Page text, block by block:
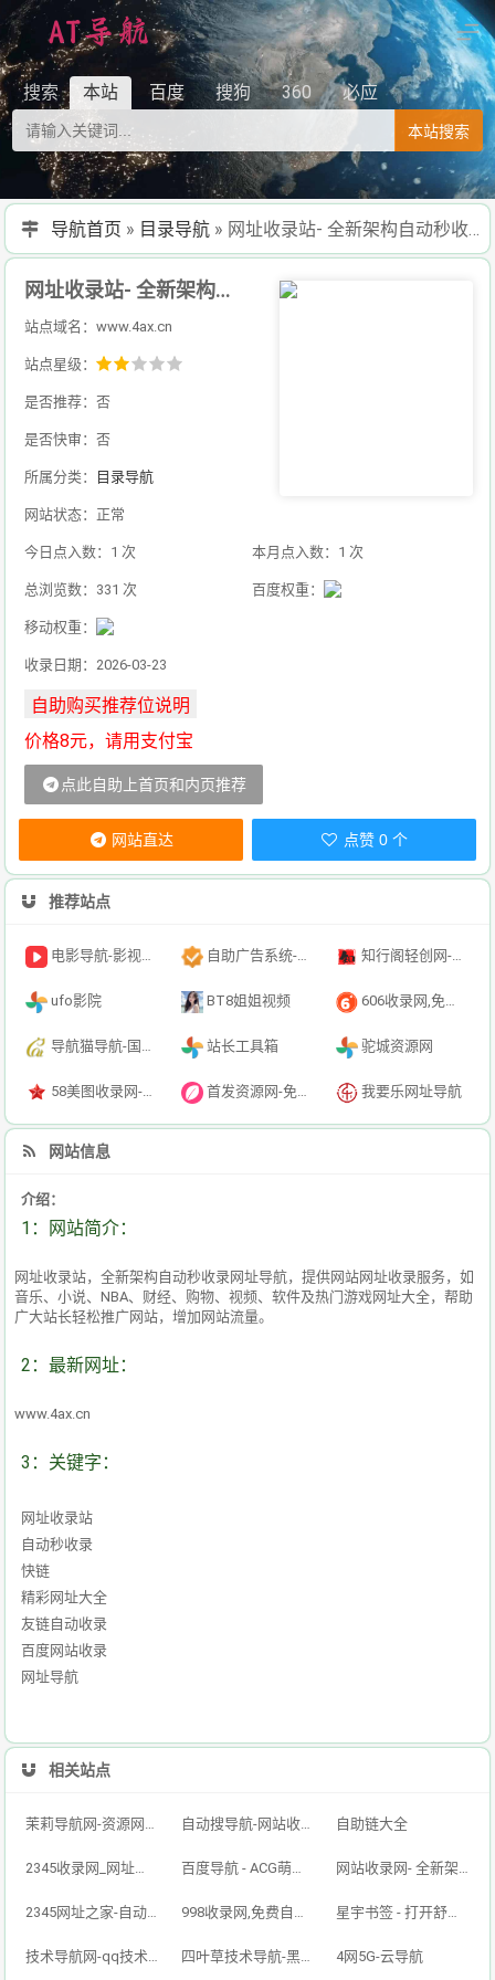
搜索 本站 百度 搜狗 360 必应
本站搜索
导航首页 » 目录导航» 网址收录站- 全新架构自动秒收录网址导航，实现自主提交，自动化收录，打造百万网址库
网址收录站- 全新架构自动秒收录网址导航，实现自主提交，自动化收录，打造百万网址库
站点域名：www.4ax.cn
站点星级：
是否推荐：否
是否快审：否
所属分类： 目录导航
网站状态：正常
今日点入数：1 次 本月点入数：1 次
总浏览数：331 次 百度权重：
移动权重：
收录日期：2026-03-23
价格8元，请用支付宝
点此自助上首页和内页推荐
网站直达 点赞 0 个
推荐站点
电影导航-影视导航-电影搜索-影视搜索-电影站收录 自助广告系统-自助广告源码-自助投放广告插件 知行阁轻创网-分享网络赚钱项目-全网首发副业项目实操平台-副业创业项目网
ufo影院 BT8姐姐视频 606收录网,免费自动秒收录网址,提供自动收录,网站导航大全源码,自动链,友情链接交换。
导航猫导航-国内专业的技术资源网分类平台 站长工具箱 驼城资源网
58美图收录网-自动收录网站-流量交换-自动链 首发资源网-免费资源下载-最新php源码下载-热门资源下载 我要乐网址导航
网站信息
介绍：
1：网站简介：
网址收录站，全新架构自动秒收录网址导航，提供网站网址收录服务，如
音乐、小说、NBA、财经、购物、视频、软件及热门游戏网址大全，帮助
广大站长轻松推广网站，增加网站流量。
2：最新网址：
www.4ax.cn
3：关键字：
网址收录站
自动秒收录
快链
精彩网址大全
友链自动收录
百度网站收录
网址导航
相关站点
茉莉导航网-资源网址导航,汇集各大资源网,全网优质技术教程网 自动搜导航-网站收录-自动收录网-网址收录-自动秒收录 自助链大全
2345收录网_网址导航_免费收录网站_自动收录网_秒收录 百度导航 - ACG萌次元丨ACG导航网丨二次元导航丨资源网导航丨福利网址导航 - BaiDu导航 网站收录网- 全新架构自动秒收录网址导航，实现自主提交，自动化收录，打造百万网址库
2345网址之家-自动秒收录,好网址导航 998收录网,免费自动秒收录网址,提供自动收录,网站导航大全源码,自动链,友情链接交换。 星宇书签 - 打开舒适旅程，畅享资源之旅
技术导航网-qq技术导航网-专注网址收录研究 四叶草技术导航-黑科技,资源导航,云端,QQ技术导航网分享网络精品资源平台,多开,云端,网站源码,QQ技术,教程网,小刀娱乐网 4网5G-云导航